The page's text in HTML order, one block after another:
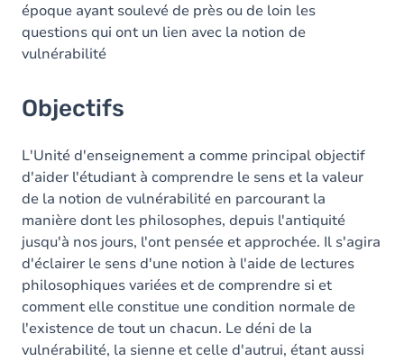
Exercices
époque ayant soulevé de près ou de loin les
questions qui ont un lien avec la notion de
vulnérabilité
Objectifs
L'Unité d'enseignement a comme principal objectif
d'aider l'étudiant à comprendre le sens et la valeur
de la notion de vulnérabilité en parcourant la
manière dont les philosophes, depuis l'antiquité
jusqu'à nos jours, l'ont pensée et approchée. Il s'agira
d'éclairer le sens d'une notion à l'aide de lectures
philosophiques variées et de comprendre si et
comment elle constitue une condition normale de
l'existence de tout un chacun. Le déni de la
vulnérabilité, la sienne et celle d'autrui, étant aussi